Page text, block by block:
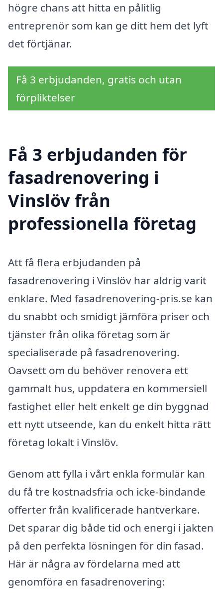
högre chans att hitta en pålitlig
entreprenör som kan ge ditt hem det lyft
det förtjänar.
Få 3 erbjudanden, gratis och utan
förpliktelser
Få 3 erbjudanden för
fasadrenovering i
Vinslöv från
professionella företag
Att få flera erbjudanden på
fasadrenovering i Vinslöv har aldrig varit
enklare. Med fasadrenovering-pris.se kan
du snabbt och smidigt jämföra priser och
tjänster från olika företag som är
specialiserade på fasadrenovering.
Oavsett om du behöver renovera ett
gammalt hus, uppdatera en kommersiell
fastighet eller helt enkelt ge din byggnad
ett nytt utseende, kan du enkelt hitta rätt
företag lokalt i Vinslöv.
Genom att fylla i vårt enkla formulär kan
du få tre kostnadsfria och icke-bindande
offerter från kvalificerade hantverkare.
Det sparar dig både tid och energi i jakten
på den perfekta lösningen för din fasad.
Här är några av fördelarna med att
genomföra en fasadrenovering: